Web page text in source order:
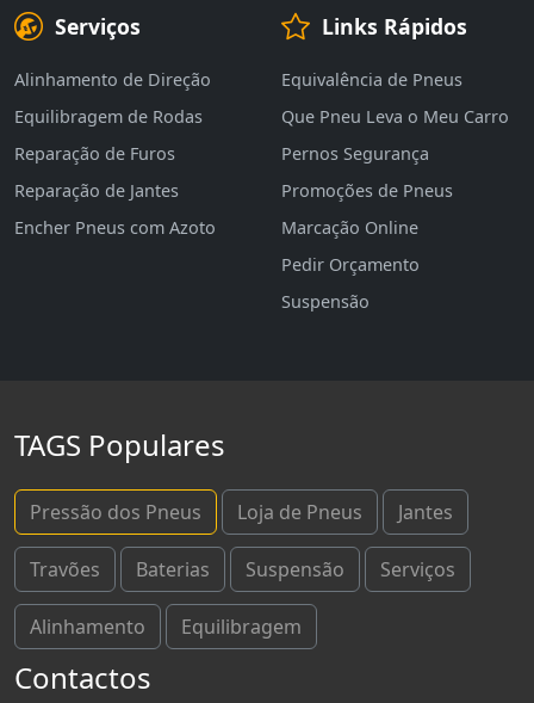
Serviços
Alinhamento de Direção
Equilibragem de Rodas
Reparação de Furos
Reparação de Jantes
Encher Pneus com Azoto
Links Rápidos
Equivalência de Pneus
Que Pneu Leva o Meu Carro
Pernos Segurança
Promoções de Pneus
Marcação Online
Pedir Orçamento
Suspensão
TAGS Populares
Pressão dos Pneus Loja de Pneus Jantes
Travões Baterias Suspensão Serviços
Alinhamento Equilibragem
Contactos